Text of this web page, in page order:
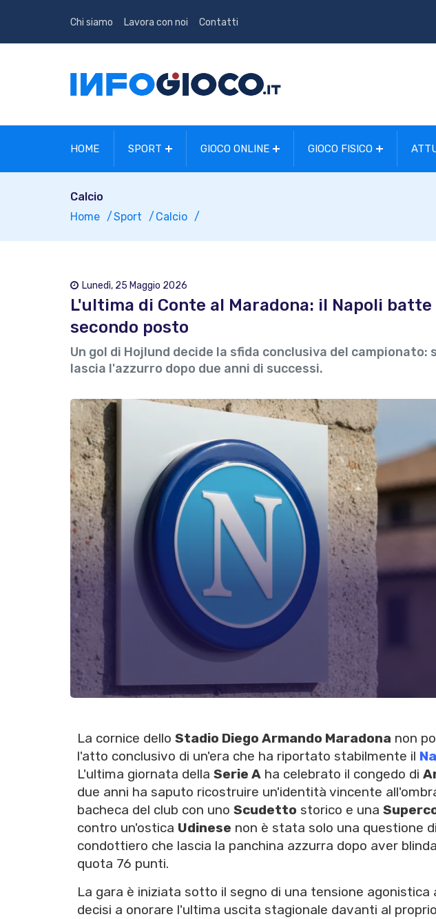
Chi siamo Lavora con noi Contatti
HOME SPORT GIOCO ONLINE GIOCO FISICO
Calcio
Home
Sport Calcio
Lunedì, 25 Maggio 2026
L'ultima di Conte al Maradona: il Napoli
secondo posto
Un gol di Hojlund decide la sfida conclusiva del
lascia l'azzurro dopo due anni di successi.
La cornice dello Stadio Diego Armando Maradona non
l'atto conclusivo di un'era che ha riportato stabilmente il
L'ultima giornata della Serie A ha celebrato il congedo di
due anni ha saputo ricostruire un'identità vincente
bacheca del club con uno Scudetto storico e una
contro un'ostica Udinese non è stata solo una questione
condottiero che lascia la panchina azzurra dopo aver
quota 76 punti.
La gara è iniziata sotto il segno di una tensione agonistica
decisi a onorare l'ultima uscita stagionale davanti al